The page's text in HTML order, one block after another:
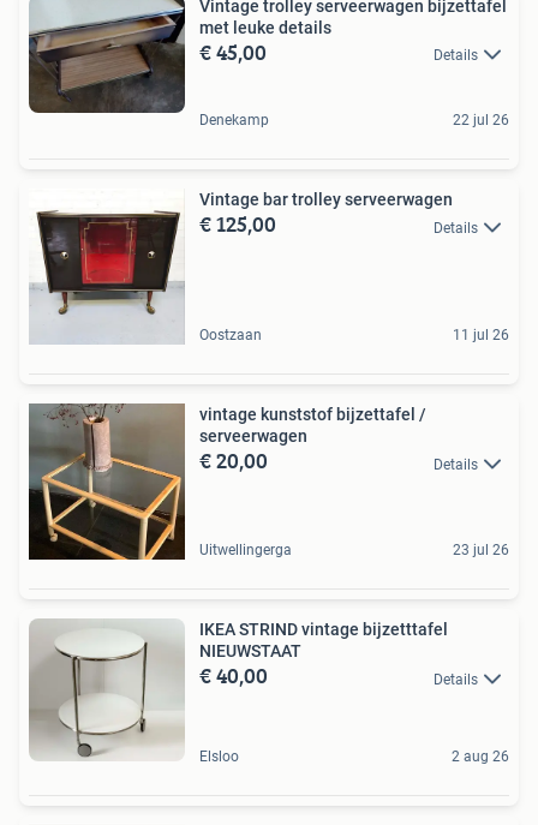
Vintage trolley serveerwagen bijzettafel
met leuke details
€ 45,00 Details
Denekamp 22 jul 26
Vintage bar trolley serveerwagen
€ 125,00 Details
Oostzaan 11 jul 26
vintage kunststof bijzettafel /
serveerwagen
€ 20,00 Details
Uitwellingerga 23 jul 26
IKEA STRIND vintage bijzetttafel
NIEUWSTAAT
€ 40,00 Details
Elsloo 2 aug 26